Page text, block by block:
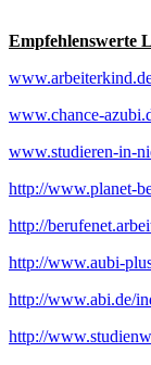
Empfehlenswerte
www.chance-
www.studieren-in-
http://www.planet-
http://
http://www.aubi-
http://www.abi.de/
http://